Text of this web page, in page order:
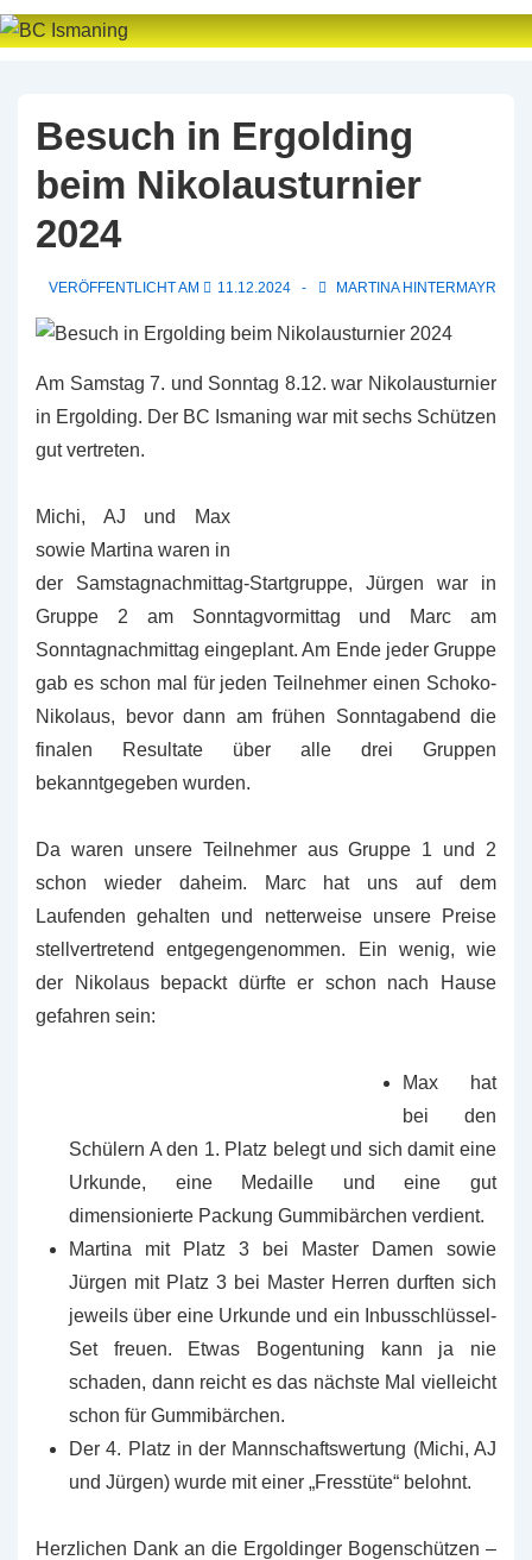
↓
Zum
Besuch in Ergolding
beim Nikolausturnier
2024
VERÖFFENTLICHT AM 11.12.2024 MARTINA HINTERMAYR
Am Samstag 7. und Sonntag 8.12. war Nikolausturnier
in Ergolding. Der BC Ismaning war mit sechs Schützen
gut vertreten.
Michi, AJ und Max
sowie Martina waren in
der Samstagnachmittag-Startgruppe, Jürgen war in
Gruppe 2 am Sonntagvormittag und Marc am
Sonntagnachmittag eingeplant. Am Ende jeder Gruppe
gab es schon mal für jeden Teilnehmer einen Schoko-
Nikolaus, bevor dann am frühen Sonntagabend die
finalen Resultate über alle drei Gruppen
bekanntgegeben wurden.
Da waren unsere Teilnehmer aus Gruppe 1 und 2
schon wieder daheim. Marc hat uns auf dem
Laufenden gehalten und netterweise unsere Preise
stellvertretend entgegengenommen. Ein wenig, wie
der Nikolaus bepackt dürfte er schon nach Hause
gefahren sein:
Max hat
bei den
Schülern A den 1. Platz belegt und sich damit eine
Urkunde, eine Medaille und eine gut
dimensionierte Packung Gummibärchen verdient.
Martina mit Platz 3 bei Master Damen sowie
Jürgen mit Platz 3 bei Master Herren durften sich
jeweils über eine Urkunde und ein Inbusschlüssel-
Set freuen. Etwas Bogentuning kann ja nie
schaden, dann reicht es das nächste Mal vielleicht
schon für Gummibärchen.
Der 4. Platz in der Mannschaftswertung (Michi, AJ
und Jürgen) wurde mit einer „Fresstüte“ belohnt.
Herzlichen Dank an die Ergoldinger Bogenschützen –